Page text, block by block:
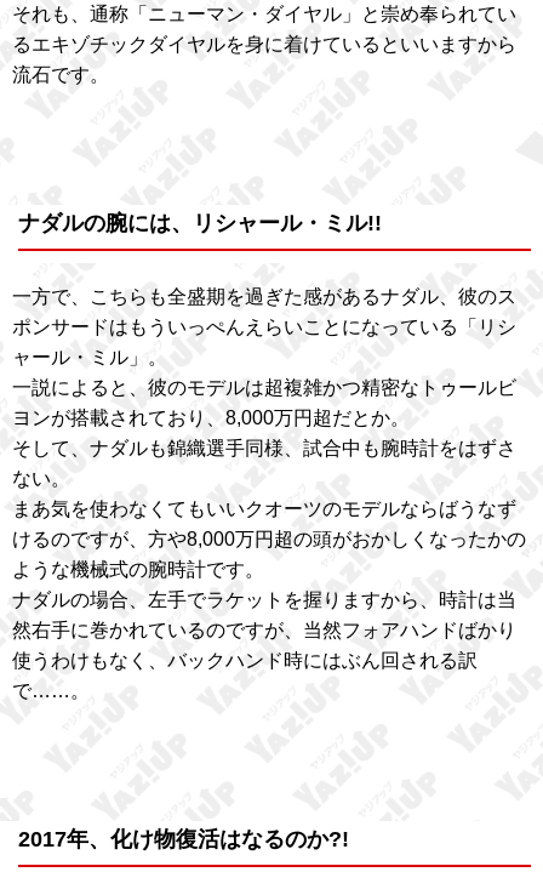
それも、通称「ニューマン・ダイヤル」と崇め奉られてい
るエキゾチックダイヤルを身に着けているといいますから
流石です。
ナダルの腕には、リシャール・ミル!!
一方で、こちらも全盛期を過ぎた感があるナダル、彼のス
ポンサードはもういっぺんえらいことになっている「リシ
ャール・ミル」。
一説によると、彼のモデルは超複雑かつ精密なトゥールビ
ヨンが搭載されており、8,000万円超だとか。
そして、ナダルも錦織選手同様、試合中も腕時計をはずさ
ない。
まあ気を使わなくてもいいクオーツのモデルならばうなず
けるのですが、方や8,000万円超の頭がおかしくなったかの
ような機械式の腕時計です。
ナダルの場合、左手でラケットを握りますから、時計は当
然右手に巻かれているのですが、当然フォアハンドばかり
使うわけもなく、バックハンド時にはぶん回される訳
で……。
2017年、化け物復活はなるのか?!